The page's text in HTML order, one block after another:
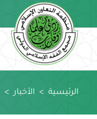
content
الرئيسية > الأخبار >